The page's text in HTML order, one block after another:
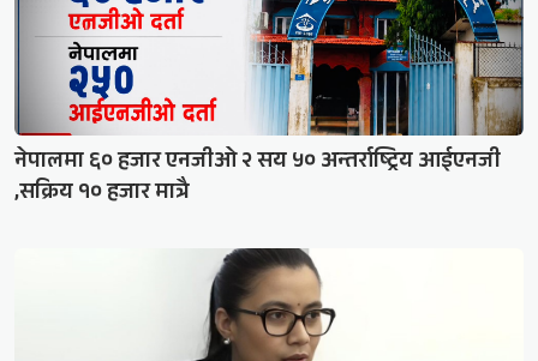
नेपालमा ६० हजार एनजीओ २ सय ५० अन्तर्राष्ट्रिय आईएनजी
,सक्रिय १० हजार मात्रै